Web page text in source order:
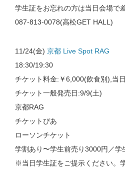
学生証をお忘れの方は当日会場で
087-813-0078(高松GET HALL)
11/24(金) 京都 Live Spot RAG
18:30/19:30
チケット料金:￥6,000(飲食別),当
チケット一般発売日:9/9(土)
京都RAG
チケットぴあ
ローソンチケット
学割あり〜学生前売り3000円／学
※当日学生証をご提示ください。